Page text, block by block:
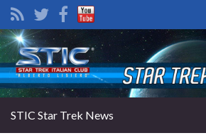
Search for:
STIC Star Trek News